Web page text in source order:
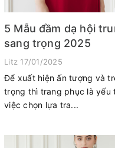
5 Mẫu đầm dạ hội
sang trọng 2025
Litz 17/01/2025
Để xuất hiện ấn tượng và
trọng thì trang phục là yếu
việc chọn lựa tra...